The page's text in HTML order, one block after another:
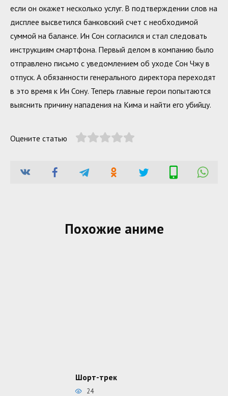
если он окажет несколько услуг. В подтверждении слов на
дисплее высветился банковский счет с необходимой
суммой на балансе. Ин Сон согласился и стал следовать
инструкциям смартфона. Первый делом в компанию было
отправлено письмо с уведомлением об уходе Сон Чжу в
отпуск. А обязанности генерального директора переходят
в это время к Ин Сону. Теперь главные герои попытаются
выяснить причину нападения на Кима и найти его убийцу.
Оцените статью
Похожие аниме
Шорт-трек
24